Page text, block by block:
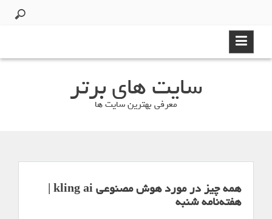
content
سایت های برتر
معرفی بهترین سایت ها
همه چیز در مورد هوش مصنوعی kling ai |
هفته‌نامه شنبه